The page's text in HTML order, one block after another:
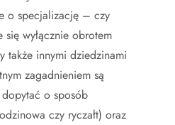
o specjalizację – czy
wyłącznie obrotem
także innymi dziedzinami
zagadnieniem są
o sposób
czy ryczałt) oraz